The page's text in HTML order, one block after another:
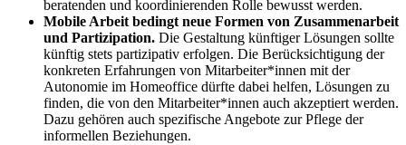
beratenden und koordinierenden Rolle bewusst werden.
Mobile Arbeit bedingt neue Formen von Zusammenarbeit
und Partizipation. Die Gestaltung künftiger Lösungen sollte
künftig stets partizipativ erfolgen. Die Berücksichtigung der
konkreten Erfahrungen von Mitarbeiter*innen mit der
Autonomie im Homeoffice dürfte dabei helfen, Lösungen zu
finden, die von den Mitarbeiter*innen auch akzeptiert werden.
Dazu gehören auch spezifische Angebote zur Pflege der
informellen Beziehungen.